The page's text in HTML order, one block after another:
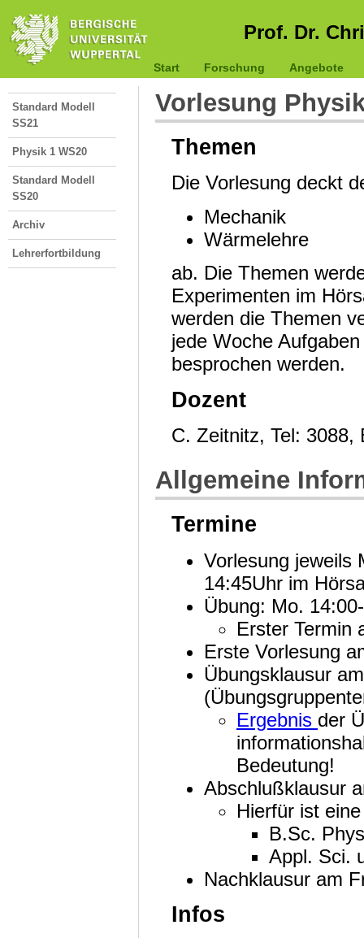
Prof. Dr.
Start Forschung Angebote
Standard Modell
SS21
Physik 1 WS20
Standard Modell
SS20
Archiv
Lehrerfortbildung
Vorlesung
Themen
Die Vorlesung deckt
Mechanik
Wärmelehre
ab. Die Themen
Experimenten im
werden die Themen
jede Woche
besprochen werden.
Dozent
C. Zeitnitz, Tel:
Allgemeine
Termine
Vorlesung jeweils
14:45Uhr im
Übung: Mo.
Erster Termin
Erste Vorlesung
Übungsklausur
Ergebnis der
Bedeutung!
Abschlußklausur
Hierfür ist
B.Sc.
Appl. Sci.
Nachklausur am
Infos